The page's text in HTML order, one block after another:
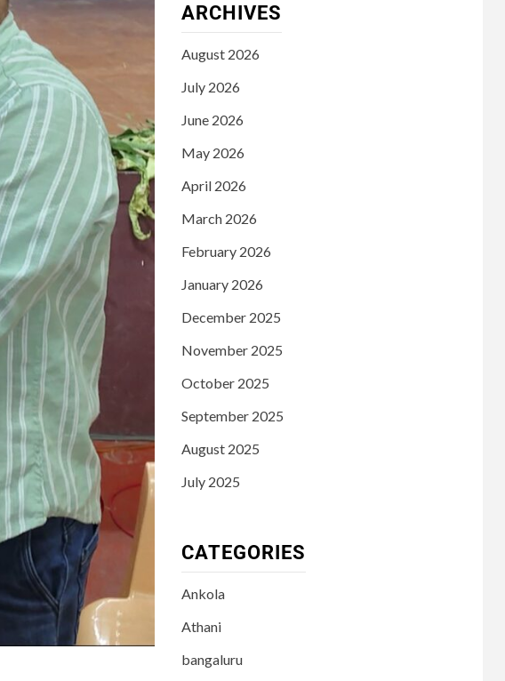
ARCHIVES
August 2026
July 2026
June 2026
May 2026
April 2026
March 2026
February 2026
January 2026
December 2025
November 2025
October 2025
September 2025
August 2025
July 2025
CATEGORIES
Ankola
Athani
bangaluru